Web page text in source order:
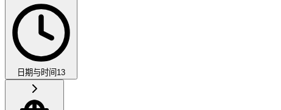
日期与时间 13